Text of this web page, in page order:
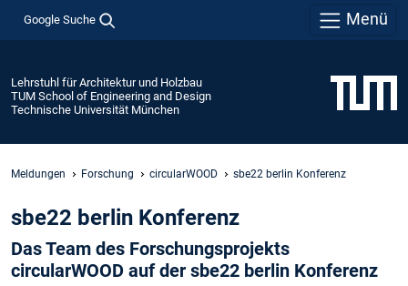
Google Suche Menü
Lehrstuhl für Architektur und Holzbau
TUM School of Engineering and Design
Technische Universität München
Meldungen Forschung circularWOOD sbe22 berlin Konferenz
sbe22 berlin Konferenz
Das Team des Forschungsprojekts
circularWOOD auf der sbe22 berlin Konferenz